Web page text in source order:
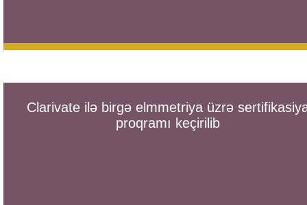
Clarivate ilə birgə elmmetriya üzrə
proqramı keçirilib